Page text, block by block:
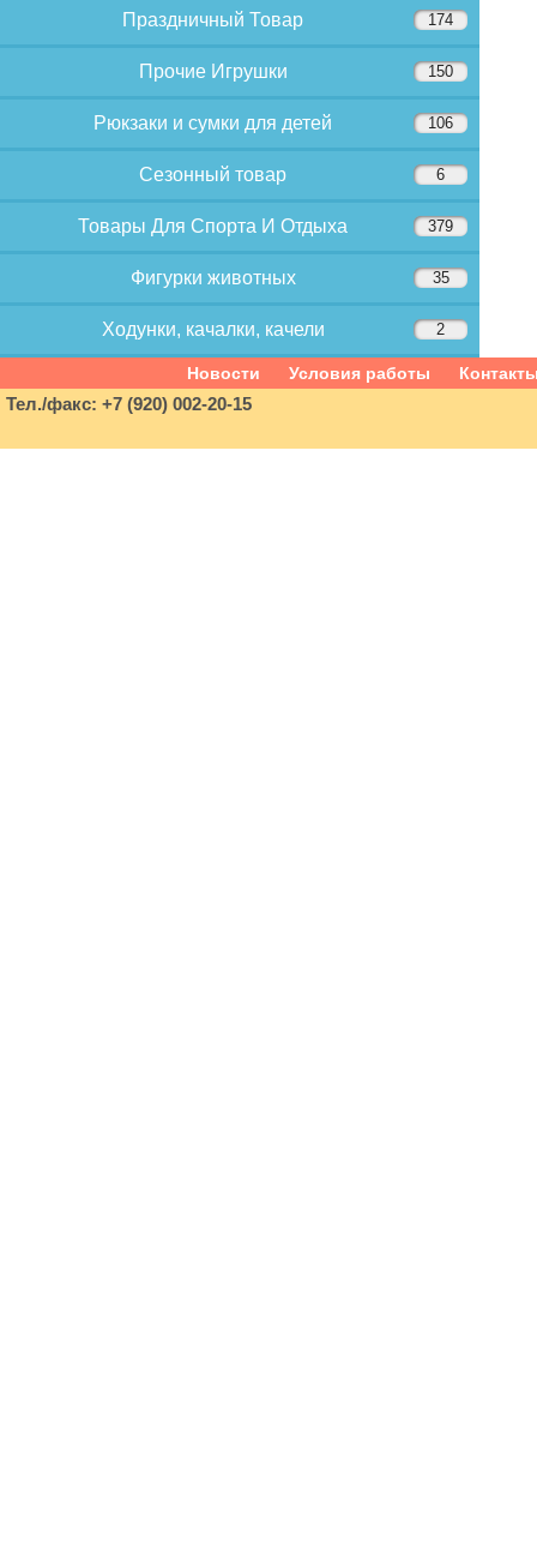
Праздничный Товар 174
Прочие Игрушки 150
Рюкзаки и сумки для детей 106
Сезонный товар 6
Товары Для Спорта И Отдыха 379
Фигурки животных 35
Ходунки, качалки, качели 2
Новости Условия работы
Тел./факс: +7 (920) 002-20-15